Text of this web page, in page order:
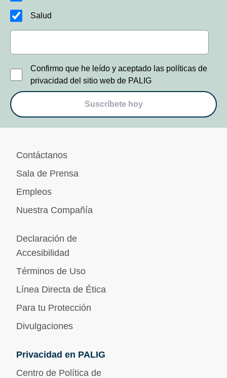
Salud
Confirmo que he leído y aceptado las políticas de
privacidad del sitio web de PALIG
Suscríbete hoy
Contáctanos
Sala de Prensa
Empleos
Nuestra Compañía
Declaración de
Accesibilidad
Términos de Uso
Línea Directa de Ética
Para tu Protección
Divulgaciones
Privacidad en PALIG
Centro de Política de